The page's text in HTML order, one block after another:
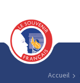
Accueil